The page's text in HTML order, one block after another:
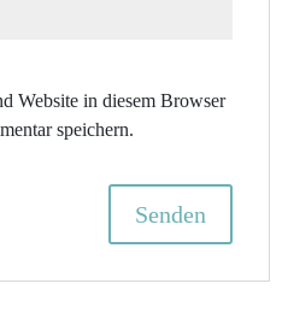
Website in diesem Browser
speichern.